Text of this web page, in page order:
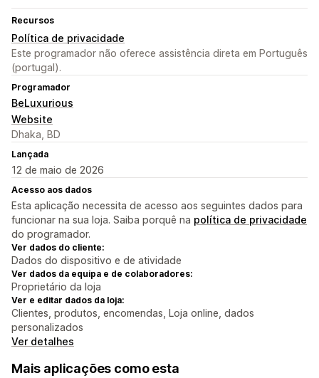
Recursos
Política de privacidade
Este programador não oferece assistência direta em Português
(portugal).
Programador
BeLuxurious
Website
Dhaka, BD
Lançada
12 de maio de 2026
Acesso aos dados
Esta aplicação necessita de acesso aos seguintes dados para
funcionar na sua loja. Saiba porquê na política de privacidade
do programador.
Ver dados do cliente:
Dados do dispositivo e de atividade
Ver dados da equipa e de colaboradores:
Proprietário da loja
Ver e editar dados da loja:
Clientes, produtos, encomendas, Loja online, dados
personalizados
Ver detalhes
Mais aplicações como esta